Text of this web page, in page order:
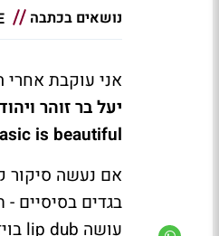
נושאים בכתבה
אני עוקבת
יעל בר זוהר
is beautiful
אם נעשה סיקור
בגדים בסיסיים